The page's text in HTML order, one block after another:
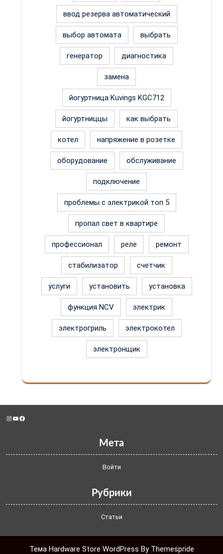
ввод резерва автоматический
выбор автомата выбрать
генератор диагностика
замена
йогуртница Kuvings KGC712
йогуртниццы как выбрать
котел напряжение в розетке
оборудование обслуживание
подключение
проблемы с электрикой топ 5
пропал свет в квартире
профессионал реле ремонт
стабилизатор счетчик
услуги установить установка
функция NCV электрик
электрогриль электрокотел
электронщик
Instagram
YouTube
Facebook
Мета
Войти
Рубрики
Статьи
Тема Hardware Store WordPress By Themespride